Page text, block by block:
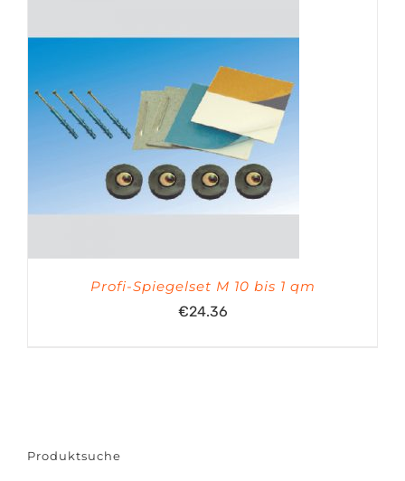
Profi-Spiegelset M 10 bis 1 qm
€24.36
Produktsuche